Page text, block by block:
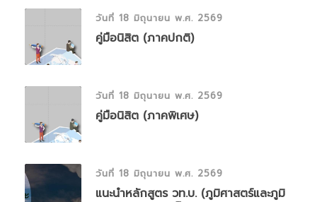
วันที่ 18 มิถุนายน พ.ศ. 2569
คู่มือนิสิต (ภาคปกติ)
วันที่ 18 มิถุนายน พ.ศ. 2569
คู่มือนิสิต (ภาคพิเศษ)
วันที่ 18 มิถุนายน พ.ศ. 2569
แนะนำหลักสูตร วท.บ. (ภูมิศาสตร์และภูมิ